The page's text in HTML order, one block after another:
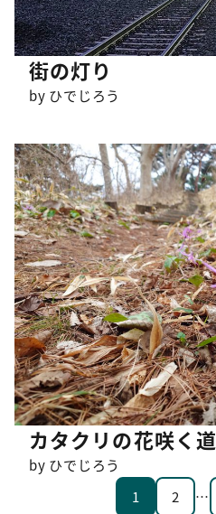
街の灯り
by ひでじろう
カタクリの花咲く道
by ひでじろう
1
2 …